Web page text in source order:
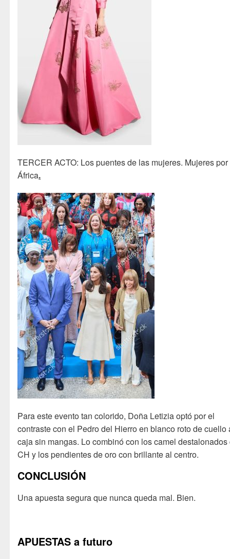
TERCER ACTO: Los puentes de las mujeres. Mujeres por
África.
Para este evento tan colorido, Doña Letizia optó por el
contraste con el Pedro del Hierro en blanco roto de cuello
caja sin mangas. Lo combinó con los camel destalonados
CH y los pendientes de oro con brillante al centro.
CONCLUSIÓN
Una apuesta segura que nunca queda mal. Bien.
APUESTAS a futuro